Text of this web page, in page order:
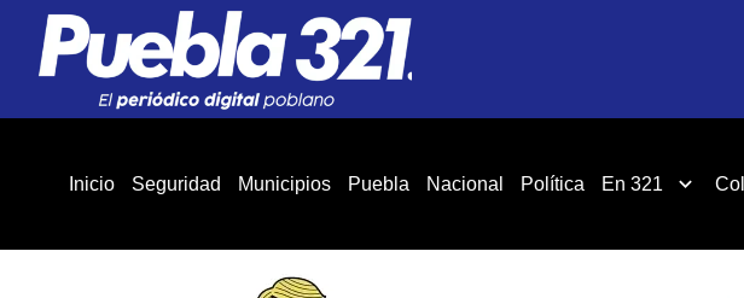
Inicio Seguridad Municipios Puebla Nacional Política En 321